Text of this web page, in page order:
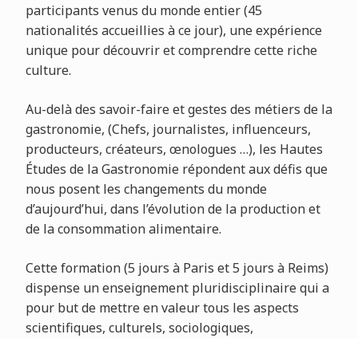
participants venus du monde entier (45
nationalités accueillies à ce jour), une expérience
unique pour découvrir et comprendre cette riche
culture.
Au-delà des savoir-faire et gestes des métiers de la
gastronomie, (Chefs, journalistes, influenceurs,
producteurs, créateurs, œnologues …), les Hautes
Études de la Gastronomie répondent aux défis que
nous posent les changements du monde
d’aujourd’hui, dans l’évolution de la production et
de la consommation alimentaire.
Cette formation (5 jours à Paris et 5 jours à Reims)
dispense un enseignement pluridisciplinaire qui a
pour but de mettre en valeur tous les aspects
scientifiques, culturels, sociologiques,